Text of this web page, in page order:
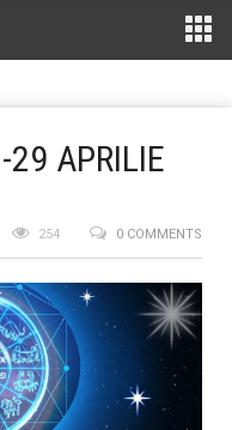
29 APRILIE
0 COMMENTS
254